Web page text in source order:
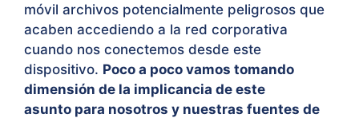
móvil archivos potencialmente peligrosos que
acaben accediendo a la red corporativa
cuando nos conectemos desde este
dispositivo. Poco a poco vamos tomando
dimensión de la implicancia de este
asunto para nosotros y nuestras fuentes de